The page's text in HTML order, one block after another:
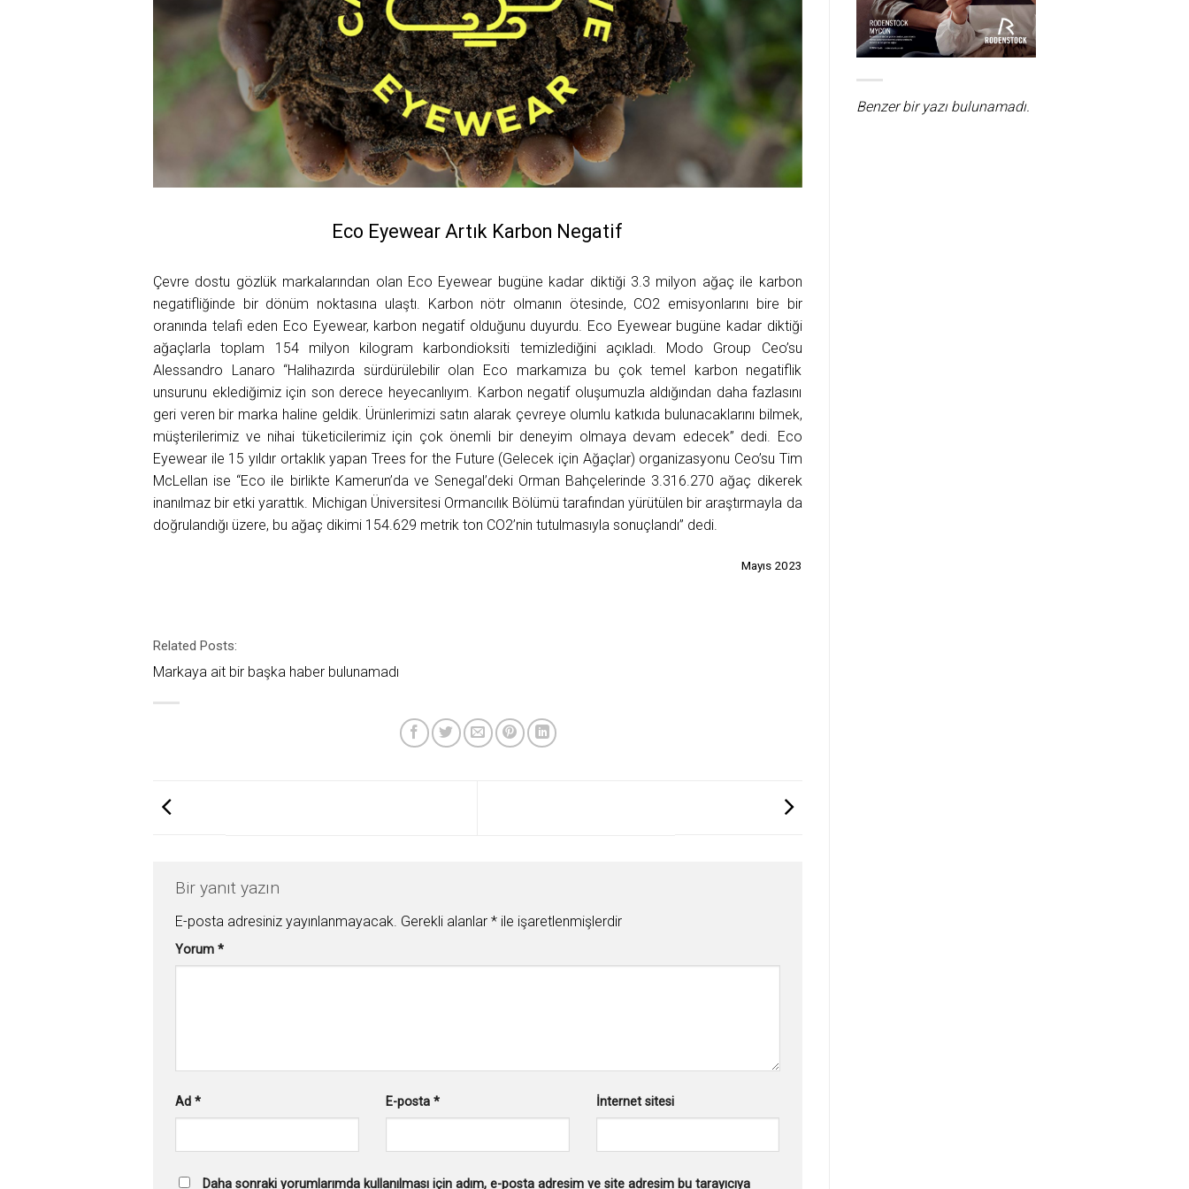
Eco Eyewear Artık Karbon Negatif
Çevre dostu gözlük markalarından olan Eco Eyewear bugüne kadar diktiği 3.3 milyon ağaç ile karbon
negatifliğinde bir dönüm noktasına ulaştı. Karbon nötr olmanın ötesinde, CO2 emisyonlarını bire bir
oranında telafi eden Eco Eyewear, karbon negatif olduğunu duyurdu. Eco Eyewear bugüne kadar diktiği
ağaçlarla toplam 154 milyon kilogram karbondioksiti temizlediğini açıkladı. Modo Group Ceo’su
Alessandro Lanaro “Halihazırda sürdürülebilir olan Eco markamıza bu çok temel karbon negatiflik
unsurunu eklediğimiz için son derece heyecanlıyım. Karbon negatif oluşumuzla aldığından daha fazlasını
geri veren bir marka haline geldik. Ürünlerimizi satın alarak çevreye olumlu katkıda bulunacaklarını bilmek,
müşterilerimiz ve nihai tüketicilerimiz için çok önemli bir deneyim olmaya devam edecek” dedi. Eco
Eyewear ile 15 yıldır ortaklık yapan Trees for the Future (Gelecek için Ağaçlar) organizasyonu Ceo’su Tim
McLellan ise “Eco ile birlikte Kamerun’da ve Senegal’deki Orman Bahçelerinde 3.316.270 ağaç dikerek
inanılmaz bir etki yarattık. Michigan Üniversitesi Ormancılık Bölümü tarafından yürütülen bir araştırmayla da
doğrulandığı üzere, bu ağaç dikimi 154.629 metrik ton CO2’nin tutulmasıyla sonuçlandı” dedi.
Mayıs 2023
Related Posts:
Markaya ait bir başka haber bulunamadı
Bir yanıt yazın
E-posta adresiniz yayınlanmayacak. Gerekli alanlar * ile işaretlenmişlerdir
Yorum *
Ad * E-posta * İnternet sitesi
Daha sonraki yorumlarımda kullanılması için adım, e-posta adresim ve site adresim bu tarayıcıya
Benzer bir yazı bulunamadı.